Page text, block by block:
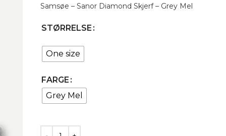
Samsøe – Sanor Diamond Skjerf – Grey Mel
STØRRELSE
One size
FARGE
Grey Mel